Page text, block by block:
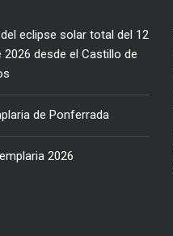
eclipse solar total del 12
desde el Castillo de
de Ponferrada
2026